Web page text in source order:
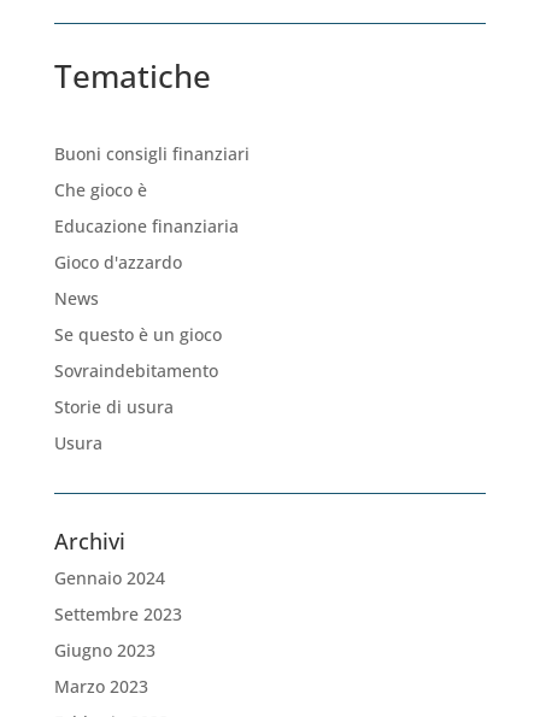
Tematiche
Buoni consigli finanziari
Che gioco è
Educazione finanziaria
Gioco d'azzardo
News
Se questo è un gioco
Sovraindebitamento
Storie di usura
Usura
Archivi
Gennaio 2024
Settembre 2023
Giugno 2023
Marzo 2023